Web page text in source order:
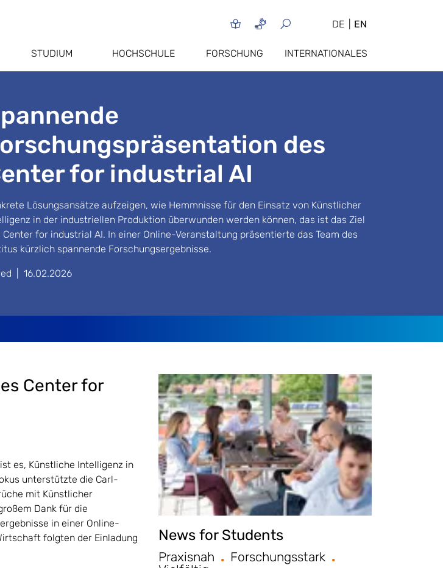
DE EN
STUDIUM HOCHSCHULE FORSCHUNG INTERNATIONALES
des
for industrial AI
Lösungsansätze aufzeigen, wie Hemmnisse für den Einsatz von Künstlicher
in der industriellen Produktion überwunden werden können, das ist das Ziel
Center for industrial AI. In einer Online-Veranstaltung präsentierte das Team des
kürzlich spannende Forschungsergebnisse.
16.02.2026
Center for
es, Künstliche Intelligenz in
unterstützte die Carl-
mit Künstlicher
Dank für die
in einer Online-
folgten der Einladung
News for Students
Praxisnah
Forschungsstark